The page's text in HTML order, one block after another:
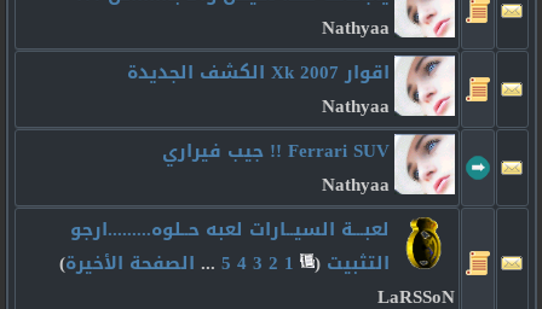
Nathyaa
اقوار Xk 2007 الكشف الجديدة
Nathyaa
Ferrari SUV !! جيب فيراري
Nathyaa
لعبـــة السيــارات لعبه حــلوه.........ارجو
التثبيت ‏
(
1
2
3
4
5
... الصفحة الأخيرة)
LaRSSoN